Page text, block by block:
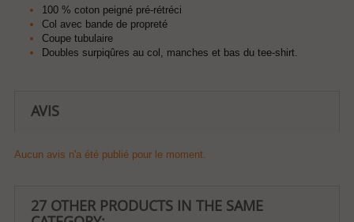
100 % coton peigné pré-rétréci
Col avec bande de propreté
Coupe tubulaire
Doubles surpiqûres au col, manches et bas du tee-shirt.
AVIS
Aucun avis n'a été publié pour le moment.
27 OTHER PRODUCTS IN THE SAME